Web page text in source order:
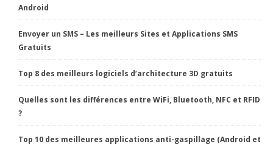
Android
Envoyer un SMS – Les meilleurs Sites et Applications SMS
Gratuits
Top 8 des meilleurs logiciels d’architecture 3D gratuits
Quelles sont les différences entre WiFi, Bluetooth, NFC et RFID
?
Top 10 des meilleures applications anti-gaspillage (Android et